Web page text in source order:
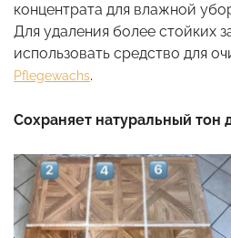
концентрата для влажной
Для удаления более стойких
использовать средство для
Pflegewachs.
Сохраняет натуральный тон